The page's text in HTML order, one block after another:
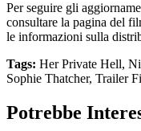
Per seguire gli
consultare la pagina del
le informazioni sulla
Tags: Her Private Hell,
Sophie Thatcher, Trailer
Potrebbe